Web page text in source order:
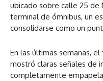
ubicado sobre calle 25 de
terminal de ómnibus, un
consolidarse como un
En las últimas semanas,
mostró claras señales de
completamente